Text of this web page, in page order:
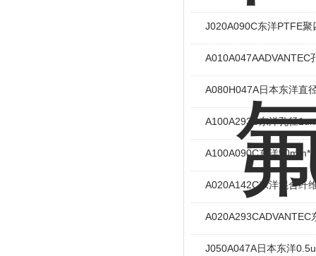
J020A090C东洋PTFE
A010A047AADVANTEC
A080H047A日本东洋直
A100A293C东洋孔径
A100A090C东洋
A020A142C东洋混合纤
J050A047A日本东洋